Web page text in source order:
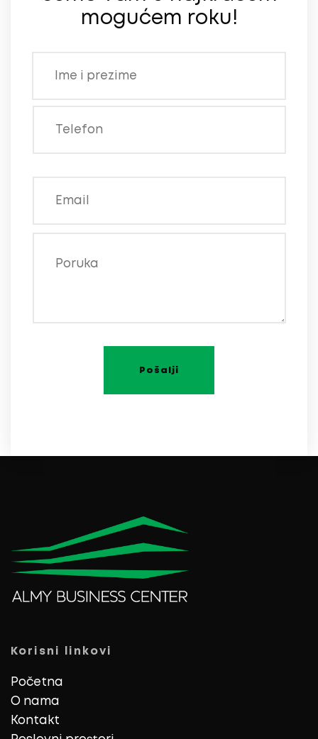
mogućem roku!
Korisni linkovi
Početna
O nama
Kontakt